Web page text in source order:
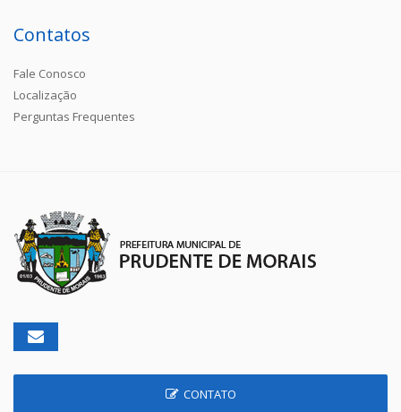
Contatos
Fale Conosco
Localização
Perguntas Frequentes
CONTATO